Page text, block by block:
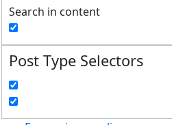
Search in content
Post Type Selectors